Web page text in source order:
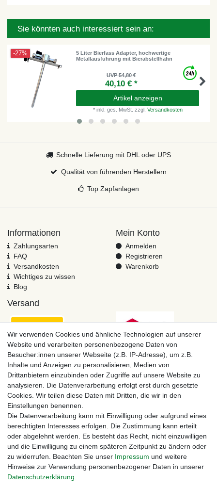
Sie könnten auch interessiert sein an:
-27%
5 Liter Bierfass Adapter, hochwertige
Metallausführung mit Bierabstellhahn
UVP 54,80 €
40,10 € *
Artikel anzeigen
* inkl. ges. MwSt. zzgl. Versandkosten
Schnelle Lieferung mit DHL oder UPS
Qualität von führenden Herstellern
Top Zapfanlagen
Informationen
Zahlungsarten
FAQ
Versandkosten
Wichtiges zu wissen
Blog
Mein Konto
Anmelden
Registrieren
Warenkorb
Versand
Zahlungsmöglichkeiten
Wir verwenden Cookies und ähnliche Technologien auf unserer
Website und verarbeiten personenbezogene Daten von
Besucher:innen unserer Webseite (z.B. IP-Adresse), um z.B.
Inhalte und Anzeigen zu personalisieren, Medien von
Drittanbietern einzubinden oder Zugriffe auf unsere Website zu
analysieren. Die Datenverarbeitung erfolgt erst durch gesetzte
Cookies. Wir teilen diese Daten mit Dritten, die wir in den
Einstellungen benennen.
Die Datenverarbeitung kann mit Einwilligung oder aufgrund eines
berechtigten Interesses erfolgen. Die Zustimmung kann erteilt
oder abgelehnt werden. Es besteht das Recht, nicht einzuwilligen
und die Einwilligung zu einem späteren Zeitpunkt zu ändern oder
zu widerrufen. Beachten Sie unser Impressum und weitere
Hinweise zur Verwendung personenbezogener Daten in unserer
Daten­schutz­erklärung